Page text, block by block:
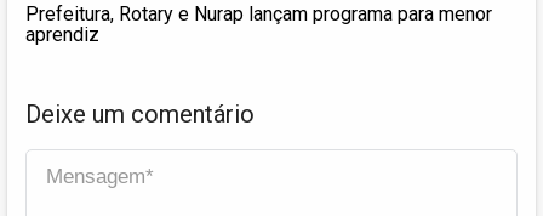
Prefeitura, Rotary e Nurap lançam programa para menor
aprendiz
Deixe um comentário